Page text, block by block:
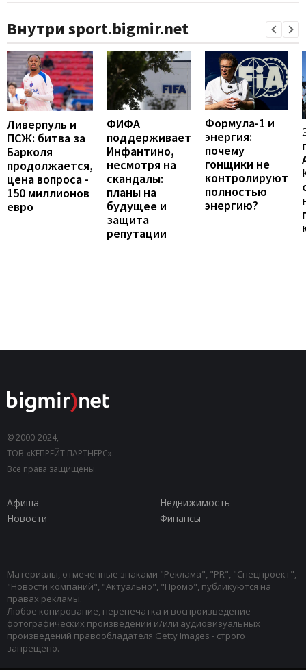
Внутри sport.bigmir.net
Ливерпуль и
ПСЖ: битва за
Барколя
продолжается,
цена вопроса -
150 миллионов
евро
ФИФА
поддерживает
Инфантино,
несмотря на
скандалы:
планы на
будущее и
защита
репутации
Формула-1 и
энергия:
почему
гонщики не
контролируют
полностью
энергию?
© 2000-2024,
ТОВ «КЕПРЕЙТ ПАРТНЕРС».
Все права защищены.
Афиша
Недвижимость
Новости
Финансы
Материалы, отмеченные знаками "Реклама", "PR", "Спецпроект",
"Новости компаний", "Актуально", "Промо", публикуются на
правах рекламы.
Любое копирование, перепечатка и воспроизведение
фотографических произведений и/или аудиовизуальных
произведений правообладателя Getty Images - строго
запрещено.